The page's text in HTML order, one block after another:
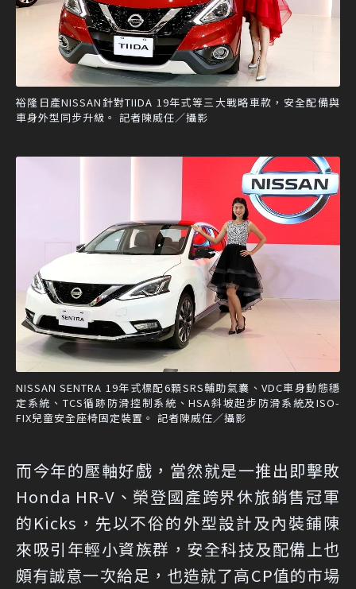
裕隆日產NISSAN針對TIIDA 19年式等三大戰略車款，安全配備與
車身外型同步升級。 記者陳威任／攝影
NISSAN SENTRA 19年式標配6顆SRS輔助氣囊、VDC車身動態穩
定系統、TCS循跡防滑控制系統、HSA斜坡起步防滑系統及ISO-
FIX兒童安全座椅固定裝置。 記者陳威任／攝影
而今年的壓軸好戲，當然就是一推出即擊敗
Honda HR-V、榮登國產跨界休旅銷售冠軍
的Kicks，先以不俗的外型設計及內裝鋪陳
來吸引年輕小資族群，安全科技及配備上也
頗有誠意一次給足，也造就了高CP值的市場